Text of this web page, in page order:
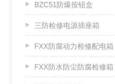
BZC51防爆按钮盒
三防检修电源插座箱
FXX防腐动力检修配电箱
FXX防水防尘防腐检修箱